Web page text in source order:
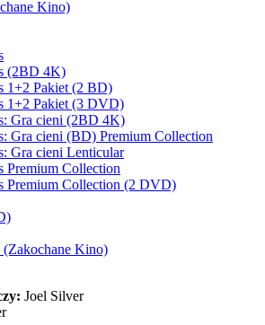
Kino)
(2BD 4K)
1+2 Pakiet (2 BD)
1+2 Pakiet (3 DVD)
Gra cieni (2BD 4K)
Gra cieni (BD) Premium Collection
Gra cieni Lenticular
Premium Collection
Premium Collection (2 DVD)
(Zakochane Kino)
Joel Silver